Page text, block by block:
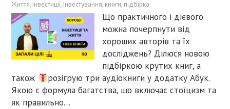
Життя, інвестиції, Інвестування, книги, підбірка
Що практичного і дієвого
можна почерпнути від
хороших авторів та їх
досліджень? Ділюся новою
підбіркою крутих книг, а
також
розігрую три аудіокниги у додатку Абук.
Якою є формула багатства, що включає стоїцизм та
як правильно…